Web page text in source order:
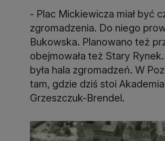
- Plac Mickiewicza miał być
zgromadzenia. Do niego
Bukowska. Planowano też
obejmowała też Stary
była hala zgromadzeń. W
tam, gdzie dziś stoi
Grzeszczuk-Brendel.